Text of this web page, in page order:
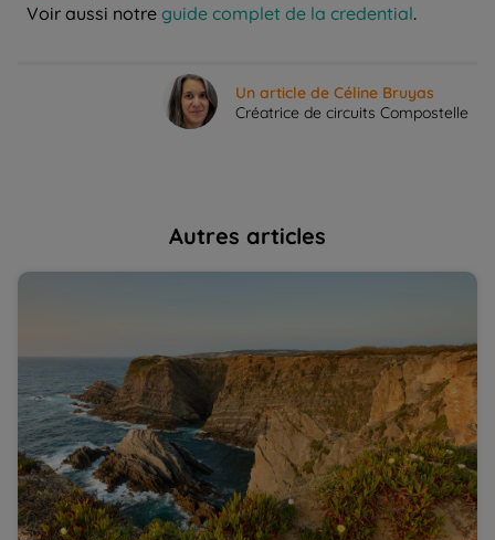
Voir aussi notre guide complet de la credential.
Un article de Céline Bruyas
Créatrice de circuits Compostelle
Autres articles
L'Alentejo, une des plus belles régions du Portugal | La